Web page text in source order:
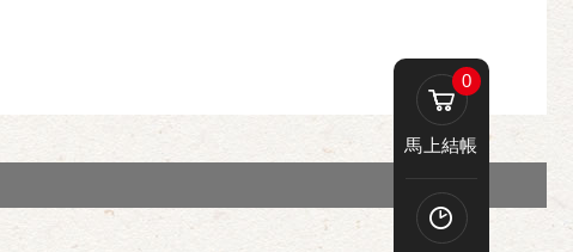
0
馬上結帳